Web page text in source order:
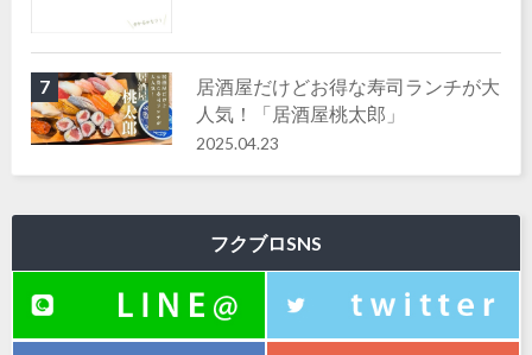
7
居酒屋だけどお得な寿司ランチが大
人気！「居酒屋桃太郎」
2025.04.23
フクブロSNS